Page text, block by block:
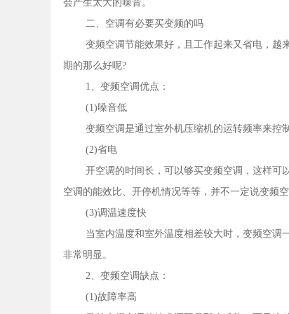
二、空调有必要买变频的吗
变频空调节能效果好，且工作起来又省电，越
期的那么好呢?
1、变频空调优点：
(1)噪音低
变频空调是通过室外机压缩机的运转频率来控
(2)省电
开空调的时间长，可以够买变频空调，这样可
空调的能效比、开停机情况等等，并不一定说变频空
(3)调温速度快
当室内温度和室外温度相差较大时，变频空调
非常明显。
2、变频空调缺点：
(1)故障率高